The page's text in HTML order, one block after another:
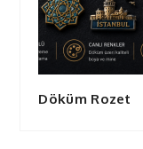
Döküm Rozet